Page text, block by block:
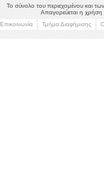
Το σύνολο του περιεχομένου και
Απαγορεύεται η
Επικοινωνία Τμήμα Διαφήμισης